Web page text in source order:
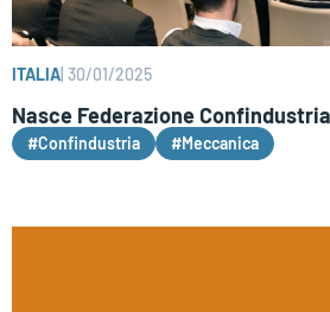
ITALIA 30/01/2025
Nasce Federazione
#Confindustria #Meccanica